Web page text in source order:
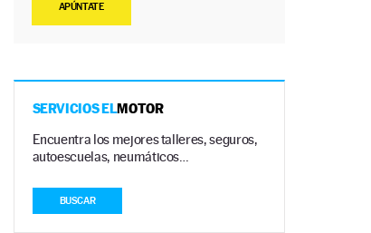
APÚNTATE
SERVICIOS ELMOTOR
Encuentra los mejores talleres, seguros,
autoescuelas, neumáticos…
BUSCAR